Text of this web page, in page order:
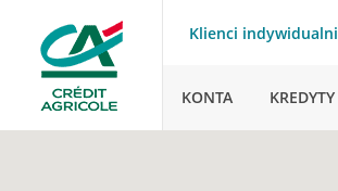
Klienci indywidualni
KONTA KREDYTY